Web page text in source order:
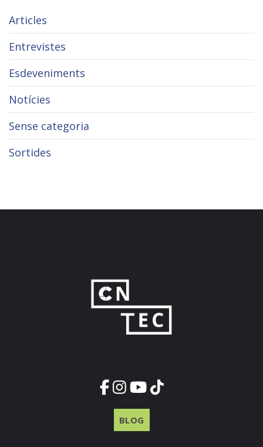
Articles
Entrevistes
Esdeveniments
Notícies
Sense categoria
Sortides
BLOG